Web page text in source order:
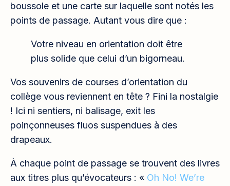
boussole et une carte sur laquelle sont notés les
points de passage. Autant vous dire que :
Votre niveau en orientation doit être
plus solide que celui d’un bigorneau.
Vos souvenirs de courses d’orientation du
collège vous reviennent en tête ? Fini la nostalgie
! Ici ni sentiers, ni balisage, exit les
poinçonneuses fluos suspendues à des
drapeaux.
À chaque point de passage se trouvent des livres
aux titres plus qu’évocateurs : « Oh No! We’re